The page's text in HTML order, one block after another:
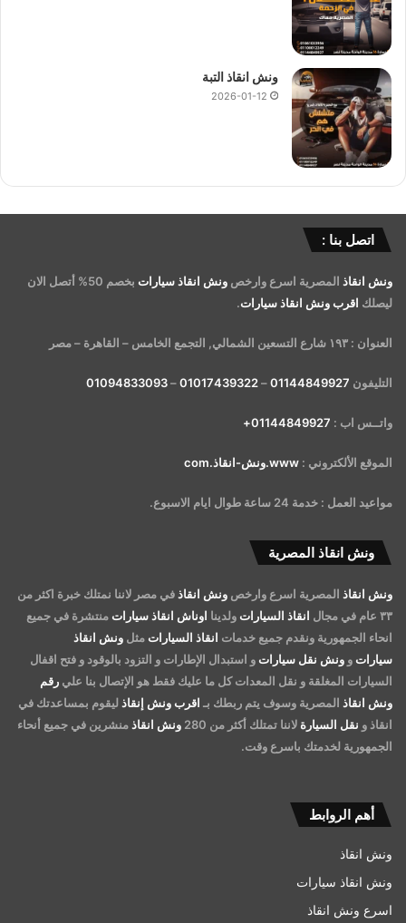
ونش انقاذ التبة
2026-01-12
اتصل بنا :
ونش انقاذ المصرية اسرع وارخص ونش انقاذ سيارات
بخصم 50% أتصل الان
ليصلك اقرب ونش انقاذ سيارات.
العنوان : ١٩٣ شارع التسعين الشمالي, التجمع الخامس – القاهرة – مصر
التليفون 01144849927
–
01017439322
–
01094833093
واتــس اب : 01144849927+
الموقع الألكتروني : www.ونش-انقاذ.com
مواعيد العمل : خدمة 24 ساعة طوال ايام الاسبوع.
ونش انقاذ المصرية
ونش انقاذ المصرية اسرع وارخص ونش انقاذفي مصر لاننا نمتلك خبرة اكثر من
٣٣ عام في مجال
انقاذ السيارات ولدينا اوناش انقاذ سيارات منتشرة في جميع
انحاء الجمهورية ونقدم جميع خدمات انقاذ السيارات مثل ونش انقاذ
سيارات و ونش نقل سيارات و استبدال الإطارات و التزود بالوقود و فتح اقفال
السيارات المغلقة و نقل المعدات كل ما عليك فقط هو الإتصال بنا علي رقم
ونش انقاذ المصرية وسوف يتم ربطك بـ اقرب ونش إنقاذ ليقوم بمساعدتك في
انقاذ و نقل السيارة لاننا تمتلك أكثر من 280 ونش انقاذمنشرين في جميع أنحاء
الجمهورية لخدمتك باسرع وقت.
أهم الروابط
ونش انقاذ
ونش انقاذ سيارات
اسرع ونش انقاذ